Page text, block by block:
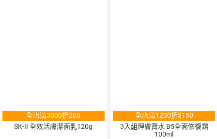
全店滿3000折200
SK-II 全效活膚潔面乳120g
全店滿1200折$150
3入組理膚寶水 B5全面修復霜
100ml